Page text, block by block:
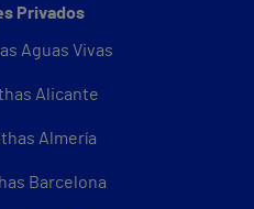
Privados
Aguas Vivas
Alicante
Almería
Barcelona